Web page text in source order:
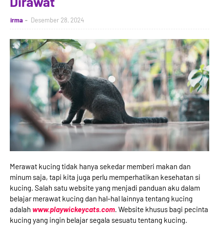
irma Desember 28, 2024
Merawat kucing tidak hanya sekedar memberi makan dan
minum saja, tapi kita juga perlu memperhatikan kesehatan si
kucing. Salah satu website yang menjadi panduan aku dalam
belajar merawat kucing dan hal-hal lainnya tentang kucing
adalah www.playwickeycats.com . Website khusus bagi pecinta
kucing yang ingin belajar segala sesuatu tentang kucing.